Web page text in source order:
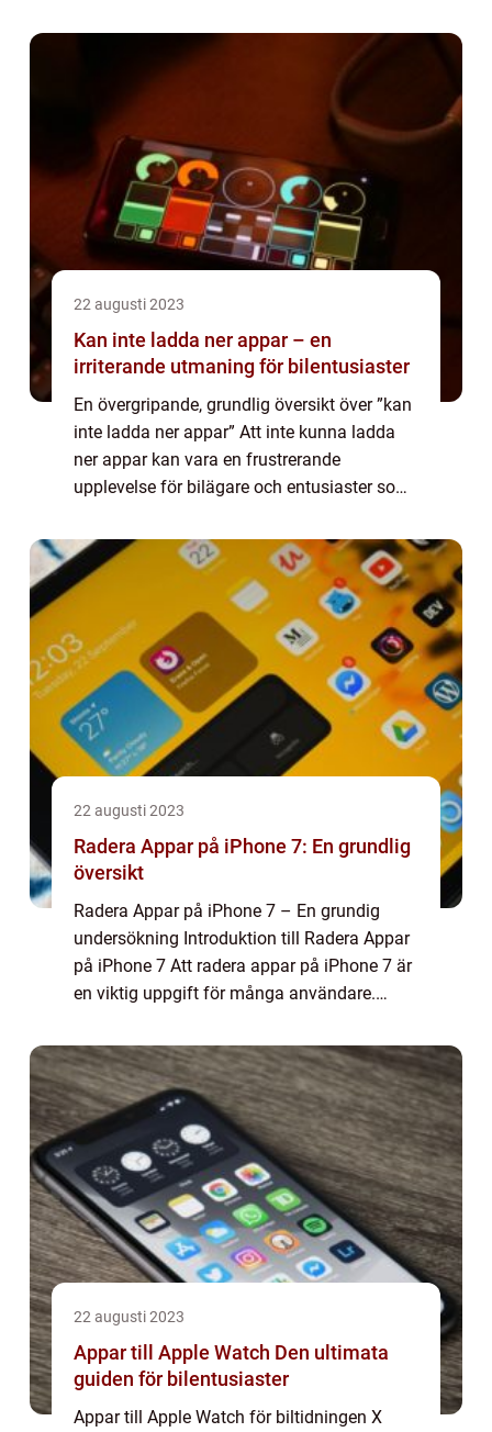
att den plötsligt stängs ...
22 augusti 2023
Kan inte ladda ner appar – en
irriterande utmaning för bilentusiaster
En övergripande, grundlig översikt över ”kan
inte ladda ner appar” Att inte kunna ladda
ner appar kan vara en frustrerande
upplevelse för bilägare och entusiaster som
ut det mesta av sin körup...
22 augusti 2023
Radera Appar på iPhone 7: En grundlig
översikt
Radera Appar på iPhone 7 – En grundig
undersökning Introduktion till Radera Appar
på iPhone 7 Att radera appar på iPhone 7 är
en viktig uppgift för många användare.
appar kan man frigöra utrymme och f...
22 augusti 2023
Appar till Apple Watch Den ultimata
guiden för bilentusiaster
Appar till Apple Watch för biltidningen X